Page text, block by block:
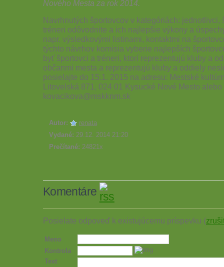
Nového Mesta za rok 2014.
Navrhnutých športovcov v kategóriách: jednotlivci,
tréneri odôvodnite a ich najlepšie výkony a
napr. výsledkovými listinami, kontaktmi na
týchto návrhov komisia vyberie najlepších
byť športovci a tréneri, ktorí reprezentujú kluby a
občanmi mesta a reprezentujú kluby a oddiely
posielajte do 15.1. 2015 na adresu: Mestské
Litovelská 871, 024 01 Kysucké Nové Mesto
kovacikova@mskknm.sk
Autor:
renata
Vydané: 29.12. 2014 21:20
Prečítané: 24821x
Komentáre
Posielate odpoveď k existujúcemu príspevku (
Meno
Kontrola
Text